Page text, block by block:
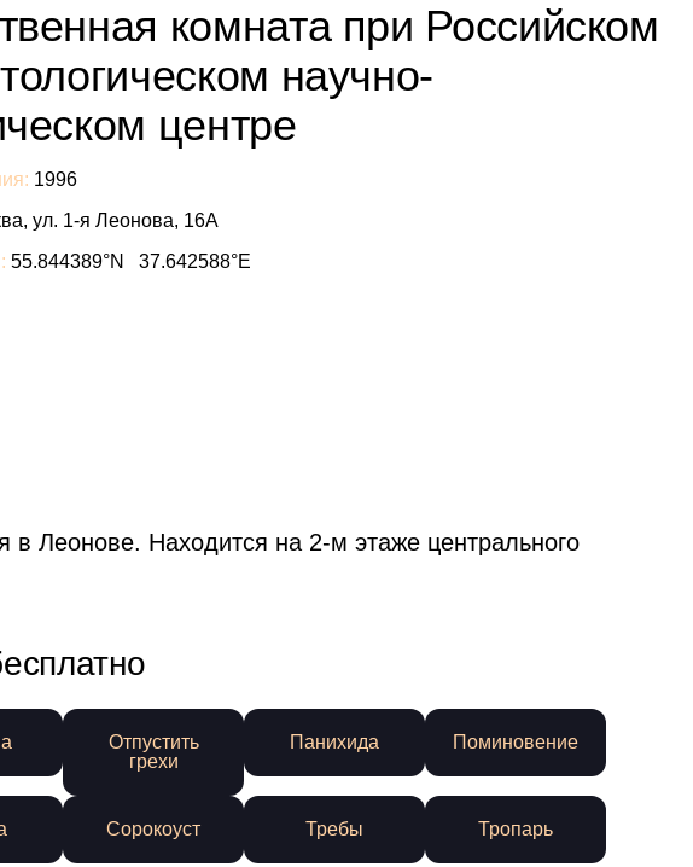
комната при Российском
научно-
центре
1996
ул. 1-я Леонова, 16А
55.844389°N 37.642588°E
Леонове. Находится на 2-м этаже центрального
Отпустить
грехи
Панихида Поминовение
Сорокоуст Требы Тропарь